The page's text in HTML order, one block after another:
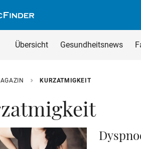
Übersicht Gesundheitsnews
Suche im
Wissensmagazin
KURZATMIGKEIT